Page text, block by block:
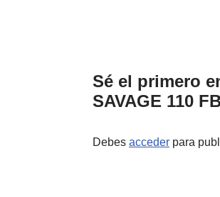
Sé el primero
SAVAGE 110
Debes acceder para